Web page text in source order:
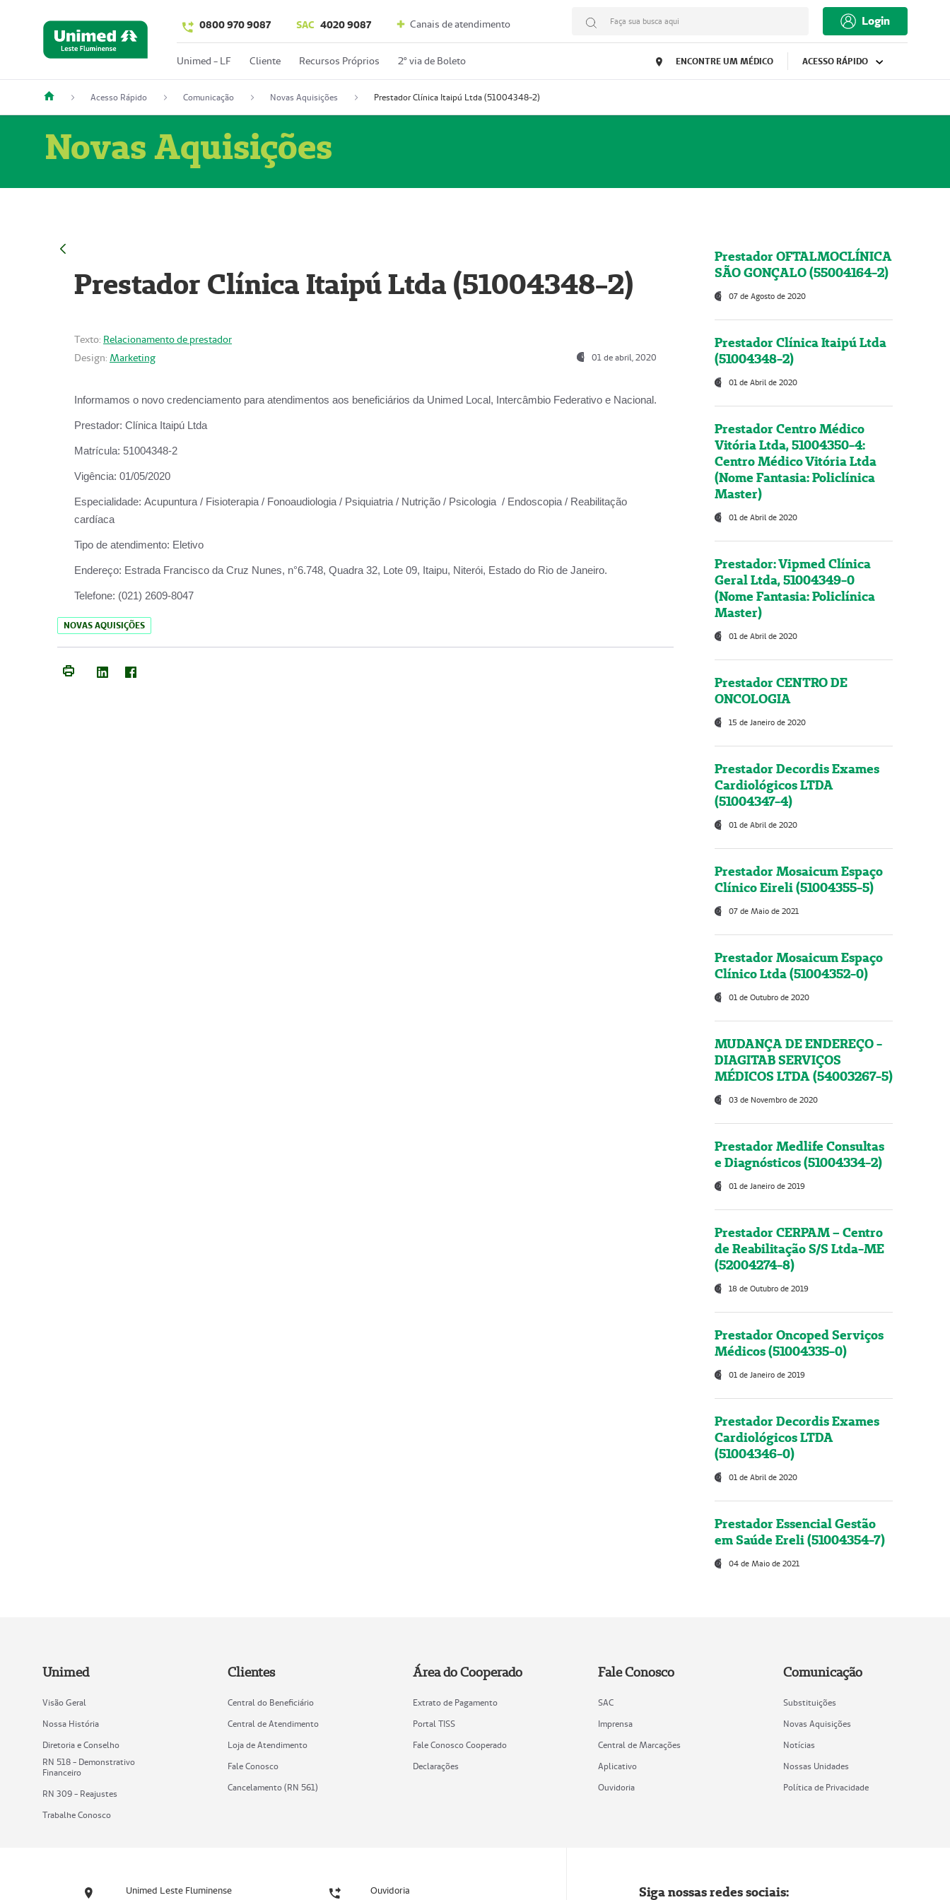
0800 970 9087 SAC 4020 9087 Canais de atendimento Faça sua busca aqui Login
Unimed - LF Cliente Recursos Próprios 2º via de Boleto ENCONTRE UM MÉDICO ACESSO RÁPIDO
Acesso Rápido Comunicação Novas Aquisições Prestador Clínica Itaipú Ltda (51004348-2)
Novas Aquisições
Prestador Clínica Itaipú Ltda (51004348-2)
Texto: Relacionamento de prestador
Design: Marketing 01 de abril, 2020
Informamos o novo credenciamento para atendimentos aos beneficiários da Unimed Local, Intercâmbio Federativo e Nacional.
Prestador: Clínica Itaipú Ltda
Matrícula: 51004348-2
Vigência: 01/05/2020
Especialidade: Acupuntura / Fisioterapia / Fonoaudiologia / Psiquiatria / Nutrição / Psicologia / Endoscopia / Reabilitação
cardíaca
Tipo de atendimento: Eletivo
Endereço: Estrada Francisco da Cruz Nunes, n°6.748, Quadra 32, Lote 09, Itaipu, Niterói, Estado do Rio de Janeiro.
Telefone: (021) 2609-8047
NOVAS AQUISIÇÕES
Prestador OFTALMOCLÍNICA
SÃO GONÇALO (55004164-2)
07 de Agosto de 2020
Prestador Clínica Itaipú Ltda
(51004348-2)
01 de Abril de 2020
Prestador Centro Médico
Vitória Ltda, 51004350-4:
Centro Médico Vitória Ltda
(Nome Fantasia: Policlínica
Master)
01 de Abril de 2020
Prestador: Vipmed Clínica
Geral Ltda, 51004349-0
(Nome Fantasia: Policlínica
Master)
01 de Abril de 2020
Prestador CENTRO DE
ONCOLOGIA
15 de Janeiro de 2020
Prestador Decordis Exames
Cardiológicos LTDA
(51004347-4)
01 de Abril de 2020
Prestador Mosaicum Espaço
Clínico Eireli (51004355-5)
07 de Maio de 2021
Prestador Mosaicum Espaço
Clínico Ltda (51004352-0)
01 de Outubro de 2020
MUDANÇA DE ENDEREÇO -
DIAGITAB SERVIÇOS
MÉDICOS LTDA (54003267-5)
03 de Novembro de 2020
Prestador Medlife Consultas
e Diagnósticos (51004334-2)
01 de Janeiro de 2019
Prestador CERPAM – Centro
de Reabilitação S/S Ltda-ME
(52004274-8)
18 de Outubro de 2019
Prestador Oncoped Serviços
Médicos (51004335-0)
01 de Janeiro de 2019
Prestador Decordis Exames
Cardiológicos LTDA
(51004346-0)
01 de Abril de 2020
Prestador Essencial Gestão
em Saúde Ereli (51004354-7)
04 de Maio de 2021
Unimed
Visão Geral
Nossa História
Diretoria e Conselho
RN 518 - Demonstrativo
Financeiro
RN 309 - Reajustes
Trabalhe Conosco
Clientes
Central do Beneficiário
Central de Atendimento
Loja de Atendimento
Fale Conosco
Cancelamento (RN 561)
Área do Cooperado
Extrato de Pagamento
Portal TISS
Fale Conosco Cooperado
Declarações
Fale Conosco
SAC
Imprensa
Central de Marcações
Aplicativo
Ouvidoria
Comunicação
Substituições
Novas Aquisições
Notícias
Nossas Unidades
Política de Privacidade
Unimed Leste Fluminense Ouvidoria Siga nossas redes sociais: